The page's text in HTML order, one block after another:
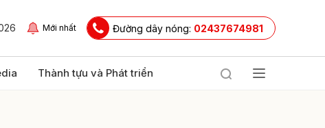
Mới nhất Đường dây nóng: 02437674981
Thành tựu và Phát triển